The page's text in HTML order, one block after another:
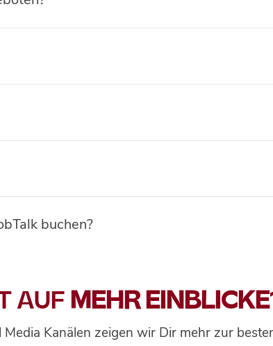
buchen?
AUF MEHR EINBLICKE
Kanälen zeigen wir Dir mehr zur